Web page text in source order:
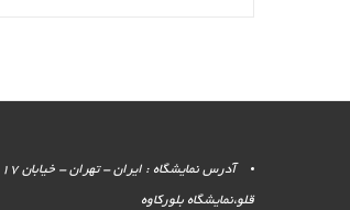
قلو،نمایشگاه بلورکاوه